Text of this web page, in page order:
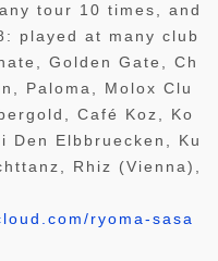
tour 10 times, and
played at many club
Golden Gate, Ch
Paloma, Molox Clu
Café Koz, Ko
Den Elbbruecken, Ku
Rhiz (Vienna),
ryoma-sasa